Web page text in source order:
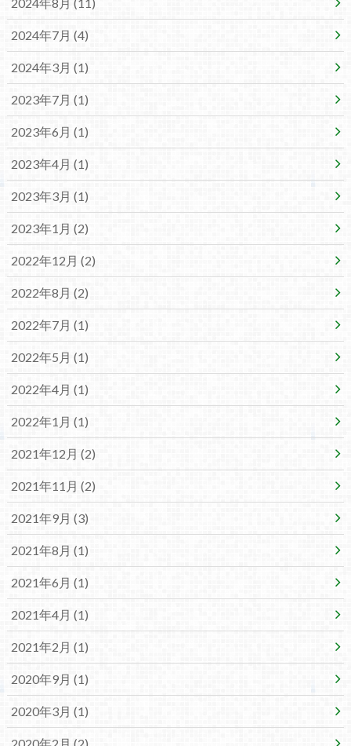
2024年8月 (11)
2024年7月 (4)
2024年3月 (1)
2023年7月 (1)
2023年6月 (1)
2023年4月 (1)
2023年3月 (1)
2023年1月 (2)
2022年12月 (2)
2022年8月 (2)
2022年7月 (1)
2022年5月 (1)
2022年4月 (1)
2022年1月 (1)
2021年12月 (2)
2021年11月 (2)
2021年9月 (3)
2021年8月 (1)
2021年6月 (1)
2021年4月 (1)
2021年2月 (1)
2020年9月 (1)
2020年3月 (1)